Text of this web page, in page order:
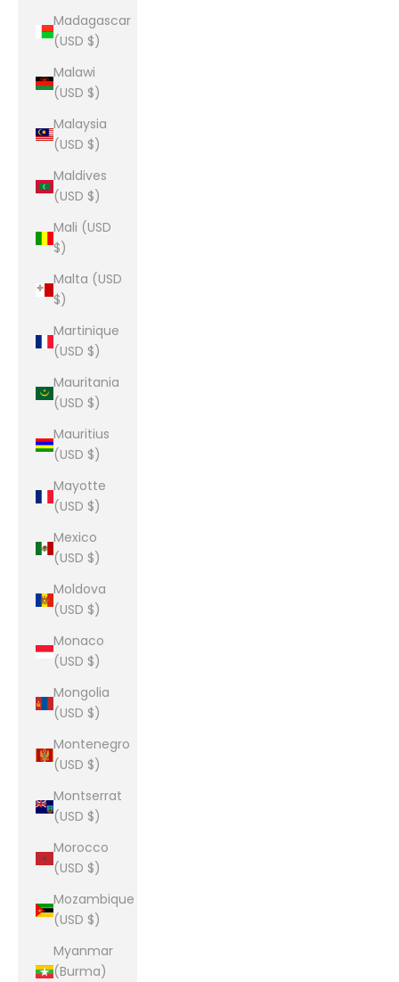
Madagascar
(USD $)
Malawi
(USD $)
Malaysia
(USD $)
Maldives
(USD $)
Mali (USD
$)
Malta (USD
$)
Martinique
(USD $)
Mauritania
(USD $)
Mauritius
(USD $)
Mayotte
(USD $)
Mexico
(USD $)
Moldova
(USD $)
Monaco
(USD $)
Mongolia
(USD $)
Montenegro
(USD $)
Montserrat
(USD $)
Morocco
(USD $)
Mozambique
(USD $)
Myanmar
(Burma)